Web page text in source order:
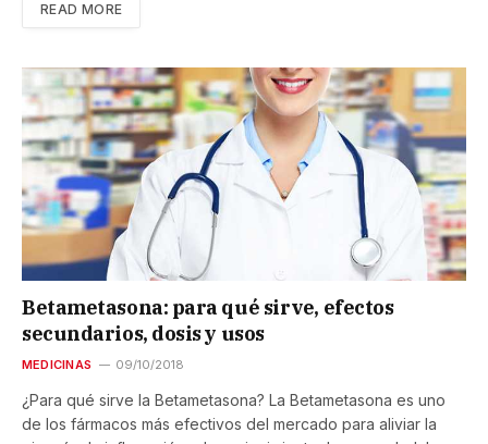
READ MORE
Betametasona: para qué sirve, efectos
secundarios, dosis y usos
MEDICINAS 09/10/2018
¿Para qué sirve la Betametasona? La Betametasona es uno
de los fármacos más efectivos del mercado para aliviar la